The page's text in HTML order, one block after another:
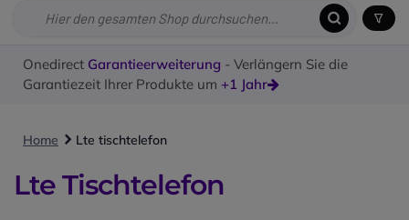
Onedirect Garantieerweiterung - Verlängern Sie die
Garantiezeit Ihrer Produkte um +1 Jahr
Home Lte tischtelefon
Lte Tischtelefon